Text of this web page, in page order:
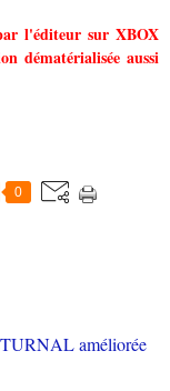
l'éditeur sur XBOX
dématérialisée aussi
0